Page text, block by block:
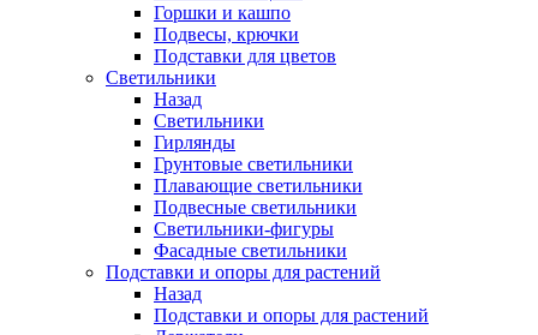
Горшки и кашпо
Подвесы, крючки
Подставки для цветов
Светильники
Назад
Светильники
Гирлянды
Грунтовые светильники
Плавающие светильники
Подвесные светильники
Светильники-фигуры
Фасадные светильники
Подставки и опоры для растений
Назад
Подставки и опоры для растений